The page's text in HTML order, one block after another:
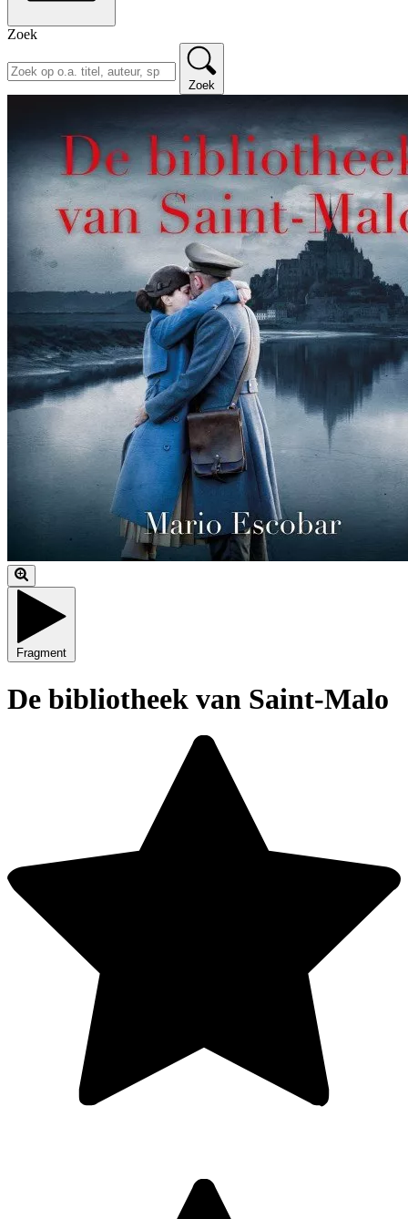
Zoek
Zoek
Fragment
De bibliotheek van Saint-Malo